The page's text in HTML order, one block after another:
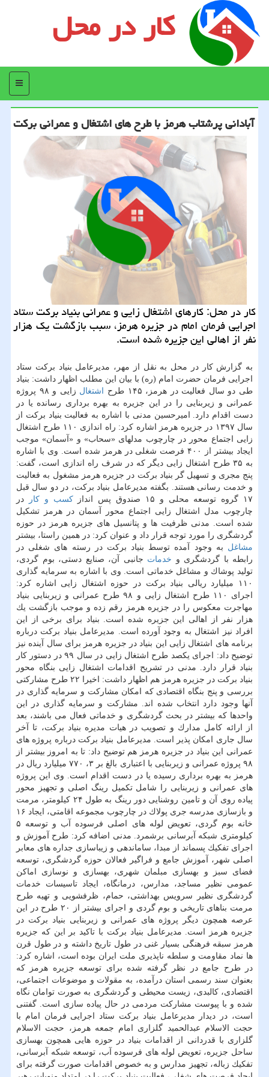
کار در محل
منو
آبادانی پرشتاب هرمز با طرح های اشتغال و عمرانی بركت
كار در محل: كارهای اشتغال زایی و عمرانی بنیاد بركت ستاد
اجرایی فرمان امام در جزیره هرمز، سبب بازگشت یك هزار
نفر از اهالی این جزیره شده است.
به گزارش كار در محل به نقل از مهر، مدیرعامل بنیاد بركت ستاد
اجرایی فرمان حضرت امام (ره) با بیان این مطلب اظهار داشت: بنیاد
طی دو سال فعالیت در هرمز، ۱۴۵ طرح
اشتغال
زایی و ۹۸ پروژه
عمرانی و زیربنایی را در این جزیره به بهره برداری رسانده یا در
دست اقدام دارد. امیرحسین مدنی با اشاره به فعالیت بنیاد بركت از
سال ۱۳۹۷ در جزیره هرمز اشاره كرد: راه اندازی ۱۱۰ طرح اشتغال
زایی اجتماع محور در چارچوب مدلهای «سحاب» و «آسمان» موجب
ایجاد بیشتر از ۴۰۰ فرصت شغلی در هرمز شده است. وی با اشاره
به ۳۵ طرح اشتغال زایی دیگر كه در شرف راه اندازی است، گفت:
پنج مجری و تسهیل گر بنیاد بركت در جزیره هرمز مشغول به فعالیت
و خدمت رسانی هستند. بگفته مدیرعامل بنیاد بركت، در دو سال قبل
۱۷ گروه توسعه محلی و ۱۵ صندوق پس انداز
كسب و كار
در
چارچوب مدل اشتغال زایی اجتماع محور آسمان در هرمز تشكیل
شده است. مدنی ظرفیت ها و پتانسیل های جزیره هرمز در حوزه
گردشگری را مورد توجه قرار داد و عنوان كرد: در همین راستا، بیشتر
مشاغل به وجود آمده توسط بنیاد بركت در رسته های شغلی در
رابطه با گردشگری و خدمات جانبی آن، صنایع دستی، بوم گردی،
تولید پوشاك و مشاغل خدماتی است. وی با اشاره به سرمایه گذاری
۱۱۰ میلیارد ریالی بنیاد بركت در حوزه اشتغال زایی اشاره كرد:
اجرای ۱۱۰ طرح اشتغال زایی و ۹۸ طرح عمرانی و زیربنایی بنیاد
مهاجرت معكوس را در جزیره هرمز رقم زده و موجب بازگشت یك
هزار نفر از اهالی این جزیره شده است. بنیاد برای برخی از این
افراد نیز اشتغال به وجود آورده است. مدیرعامل بنیاد بركت درباره
برنامه های اشتغال زایی این بنیاد در جزیره هرمز برای سال آینده نیز
توضیح داد: اجرای یكصد طرح اشتغال زایی در سال ۹۹ در دستور كار
بنیاد قرار دارد. مدنی در تشریح اقدامات اشتغال زایی بنگاه محور
بنیاد بركت در جزیره هرمز هم اظهار داشت: اخیرا ۲۲ طرح مشاركتی
بررسی و پنج بنگاه اقتصادی كه امكان مشاركت و سرمایه گذاری در
آنها وجود دارد انتخاب شده اند. مشاركت و سرمایه گذاری در این
واحدها كه بیشتر در بحث گردشگری و خدماتی فعال می باشند، بعد
از ارائه كامل مدارك و تصویب در هیات مدیره بنیاد بركت، تا آخر
سال جاری امكان پذیر است. مدیرعامل بنیاد بركت درباره پروژه های
عمرانی این بنیاد در جزیره هرمز هم توضیح داد: تا به امروز بیشتر از
۹۸ پروژه عمرانی و زیربنایی با اعتباری بالغ بر ۳، ۷۷۰ میلیارد ریال در
هرمز به بهره برداری رسیده یا در دست اقدام است. وی این پروژه
های عمرانی و زیربنایی را شامل تكمیل رینگ اصلی و تجهیز محور
پیاده روی آن و تامین روشنایی دور رینگ به طول ۲۴ كیلومتر، مرمت
و بازسازی مدرسه جری پولاك در چارچوب مجموعه اقامتی، ایجاد ۱۶
خانه بوم گردی، تعویض لوله های اصلی فرسوده آب و توسعه ۵
كیلومتری شبكه آبرسانی برشمرد. مدنی اضافه كرد: طرح آموزش و
اجرای تفكیك پسماند از مبدا، ساماندهی و زیباسازی جداره های معابر
اصلی شهر، آموزش جامع و فراگیر فعالان حوزه گردشگری، توسعه
فضای سبز و بهسازی مبلمان شهری، بهسازی و نوسازی اماكن
عمومی نظیر مساجد، مدارس، درمانگاه، ایجاد تاسیسات خدمات
گردشگری نظیر سرویس بهداشتی، حمام، ظرفشویی و تهیه طرح
مرمت بناهای تاریخی و بوم گردی و اجرای بیشتر از ۲۰ طرح در این
عرصه همچون دیگر پروژه های عمرانی و زیربنایی بنیاد بركت در
جزیره هرمز است. مدیرعامل بنیاد بركت با تاكید بر این كه جزیره
هرمز سبقه فرهنگی بسیار غنی در طول تاریخ داشته و در طول قرن
ها نماد مقاومت و سلطه ناپذیری ملت ایران بوده است، اشاره كرد:
در طرح جامع در نظر گرفته شده برای توسعه جزیره هرمز كه
بعنوان سند رسمی استان درآمده، به مقولات و موضوعات اجتماعی،
اقتصادی، كالبدی، زیست محیطی و گردشگری به صورت توامان نگاه
شده و با پیوست مشاركت مردمی در حال پیاده سازی است. گفتنی
است، در دیدار مدیرعامل بنیاد بركت ستاد اجرایی فرمان امام با
حجت الاسلام عبدالحمید گلزاری امام جمعه هرمز، حجت الاسلام
گلزاری با قدردانی از اقدامات بنیاد در حوزه هایی همچون بهسازی
ساحل جزیره، تعویض لوله های فرسوده آب، توسعه شبكه آبرسانی،
تفكیك زباله، تجهیز مدارس و به خصوص اقدامات صورت گرفته برای